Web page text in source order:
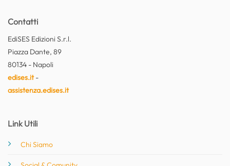
Contatti
EdiSES Edizioni S.r.l.
Piazza Dante, 89
80134 - Napoli
edises.it-
assistenza.edises.it
Link Utili
Chi Siamo